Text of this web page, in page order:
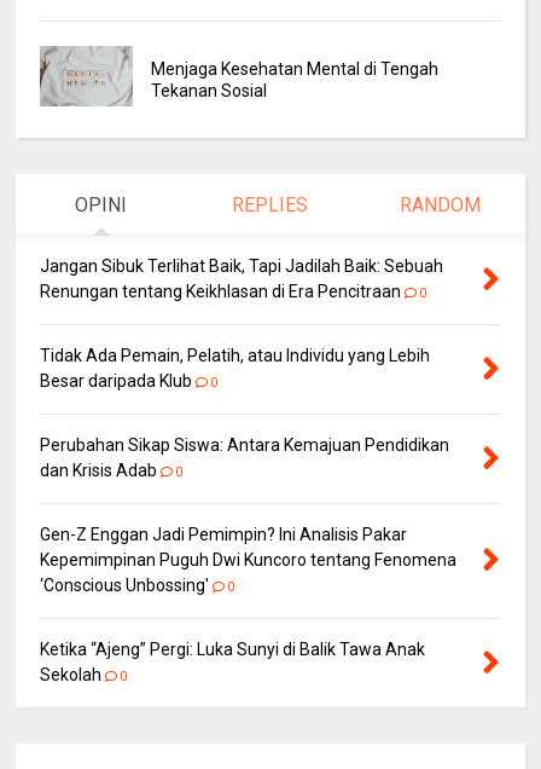
Menjaga Kesehatan Mental di Tengah
Tekanan Sosial
OPINI REPLIES RANDOM
Jangan Sibuk Terlihat Baik, Tapi Jadilah Baik: Sebuah
Renungan tentang Keikhlasan di Era Pencitraan
0
Tidak Ada Pemain, Pelatih, atau Individu yang Lebih
Besar daripada Klub
0
Perubahan Sikap Siswa: Antara Kemajuan Pendidikan
dan Krisis Adab
0
Gen-Z Enggan Jadi Pemimpin? Ini Analisis Pakar
Kepemimpinan Puguh Dwi Kuncoro tentang Fenomena
‘Conscious Unbossing'
0
Ketika “Ajeng” Pergi: Luka Sunyi di Balik Tawa Anak
Sekolah
0